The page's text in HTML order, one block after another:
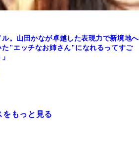
。山田かなが卓越した表現力で新境地へ
た"エッチなお姉さん"になれるってすご
をもっと見る